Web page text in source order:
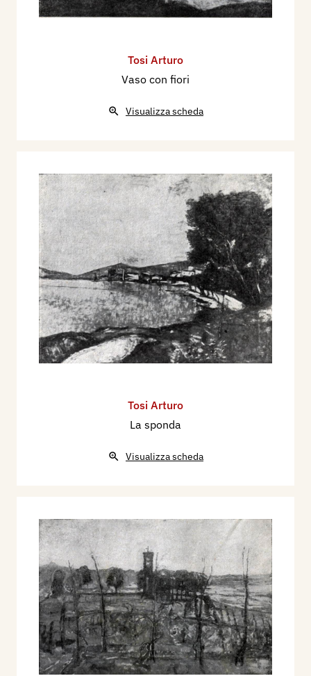
Tosi Arturo
Vaso con fiori
Visualizza scheda
Tosi Arturo
La sponda
Visualizza scheda